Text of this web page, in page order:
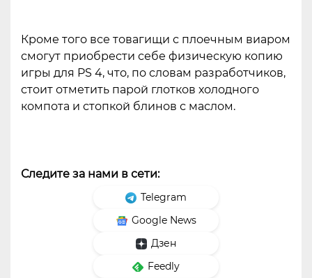
Кроме того все товагищи с плоечным виаром
смогут приобрести себе физическую копию
игры для PS 4, что, по словам разработчиков,
стоит отметить парой глотков холодного
компота и стопкой блинов с маслом.
Следите за нами в сети:
Telegram
Google News
Дзен
Feedly